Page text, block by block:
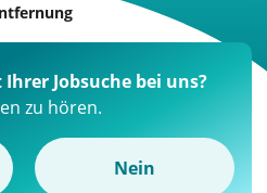
Jobsuche bei uns?
zu hören.
Nein